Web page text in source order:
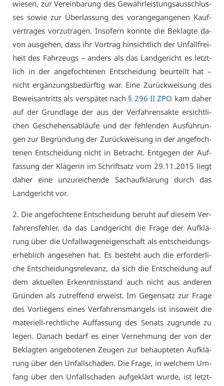
wie­sen, zur Ver­ein­ba­rung des Ge­währ­leis­tungs­aus­schlus­
ses so­wie zur Über­las­sung des vor­an­ge­gan­ge­nen Kauf­
ver­tra­ges vor­zu­tra­gen. In­so­fern konn­te die Be­klag­te da­
von aus­ge­hen, dass ihr Vor­trag hin­sicht­lich der Un­fall­frei­
heit des Fahr­zeugs – an­ders als das Land­ge­richt es letzt­
lich in der an­ge­foch­te­nen Ent­schei­dung be­ur­teilt hat –
nicht er­gän­zungs­be­dürf­tig war. Ei­ne Zu­rück­wei­sung des
Be­weis­an­tritts als ver­spä­tet nach § 296 II ZPO kam da­her
auf der Grund­la­ge der aus der Ver­fah­rens­ak­te er­sicht­li­
chen Ge­sche­hens­ab­läu­fe und der feh­len­den Aus­füh­run­
gen zur Be­grün­dung der Zu­rück­wei­sung in der an­ge­foch­
te­nen Ent­schei­dung nicht in Be­tracht. Ent­ge­gen der Auf­
fas­sung der Klä­ge­rin im Schrift­satz vom 29.11.2015 liegt
da­her ei­ne un­zu­rei­chen­de Sach­auf­klä­rung durch das
Land­ge­richt vor.
2. Die an­ge­foch­te­ne Ent­schei­dung be­ruht auf die­sem Ver­
fah­rens­feh­ler, da das Land­ge­richt die Fra­ge der Auf­klä­
rung über die Un­fall­wa­gen­ei­gen­schaft als ent­schei­dungs­
er­heb­lich an­ge­se­hen hat. Es be­steht auch die er­for­der­li­
che Ent­schei­dungs­re­le­vanz, da sich die Ent­schei­dung auf
dem ak­tu­el­len Er­kennt­nis­stand auch nicht aus an­de­ren
Grün­den als zu­tref­fend er­weist. Im Ge­gen­satz zur Fra­ge
des Vor­lie­gens ei­nes Ver­fah­rens­man­gels ist in­so­weit die
ma­te­ri­ell-recht­li­che Auf­fas­sung des Se­nats zu­grun­de zu
le­gen. Da­nach be­darf es ei­ner Ver­neh­mung der von der
Be­klag­ten an­ge­bo­te­nen Zeu­gen zur be­haup­te­ten Auf­klä­
rung über den Un­fall­scha­den. Die Fra­ge, in wel­chem Um­
fang über den Un­fall­scha­den auf­ge­klärt wur­de, ist letzt­